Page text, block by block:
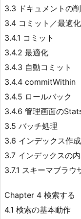
3.3 ドキュメントの
3.4 コミット／最適
3.4.1 コミット
3.4.2 最適化
3.4.3 自動コミット
3.4.4 commitWithin
3.4.5 ロールバック
3.4.6 管理画面の
3.5 バッチ処理
3.6 インデックス作
3.7 インデックスの
3.7.1 スキーマブラウ
Chapter 4 検索する
4.1 検索の基本動作